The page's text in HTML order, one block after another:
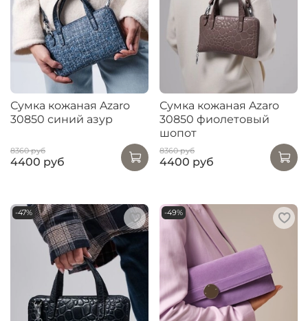
Сумка кожаная Azaro
30850 синий азур
8360 руб
4400 руб
Сумка кожаная Azaro
30850 фиолетовый
шопот
8360 руб
4400 руб
-47% -49%